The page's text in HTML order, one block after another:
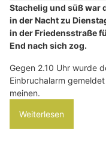
Stachelig und süß war
in der Nacht zu
in der Friedensstraße
End nach sich zog.
Gegen 2.10 Uhr wurde
Einbruchalarm
meinen.
Weiterlesen